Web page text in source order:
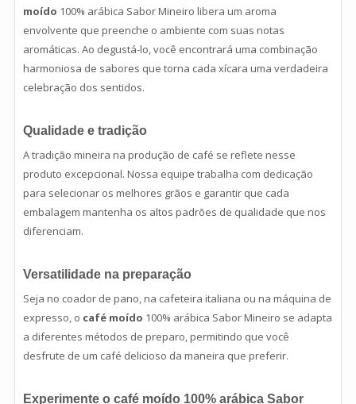
moído 100% arábica Sabor Mineiro libera um aroma
envolvente que preenche o ambiente com suas notas
aromáticas. Ao degustá-lo, você encontrará uma combinação
harmoniosa de sabores que torna cada xícara uma verdadeira
celebração dos sentidos.
Qualidade e tradição
A tradição mineira na produção de café se reflete nesse
produto excepcional. Nossa equipe trabalha com dedicação
para selecionar os melhores grãos e garantir que cada
embalagem mantenha os altos padrões de qualidade que nos
diferenciam.
Versatilidade na preparação
Seja no coador de pano, na cafeteira italiana ou na máquina de
expresso, o café moído 100% arábica Sabor Mineiro se adapta
a diferentes métodos de preparo, permitindo que você
desfrute de um café delicioso da maneira que preferir.
Experimente o café moído 100% arábica Sabor